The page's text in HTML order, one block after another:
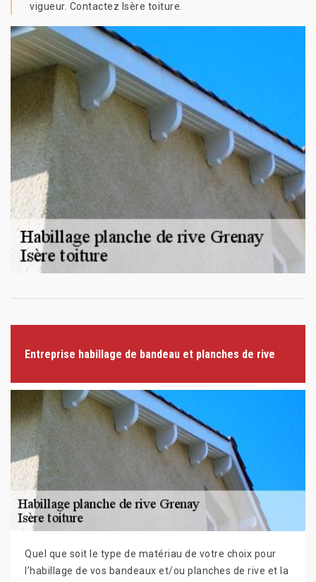
vigueur. Contactez Isère toiture.
Entreprise habillage de bandeau et planches de rive
Quel que soit le type de matériau de votre choix pour
l’habillage de vos bandeaux et/ou planches de rive et la